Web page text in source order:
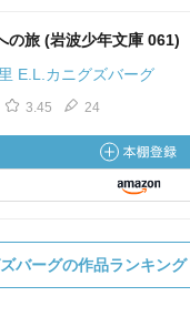
の旅 (岩波少年文庫 061)
E.L.カニグズバーグ
3.45 24
バーグの作品ランキン